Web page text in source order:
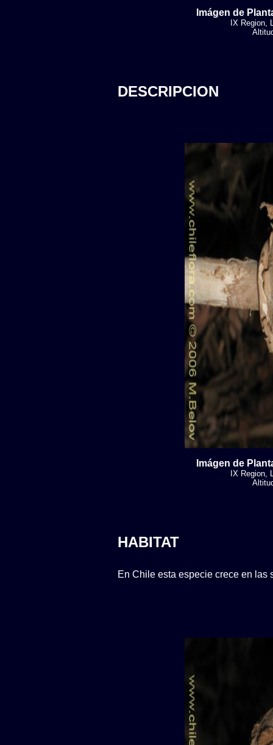
Imágen de
IX Region,
DESCRIPCION
Imágen de
IX Region,
HABITAT
En Chile esta especie crece en